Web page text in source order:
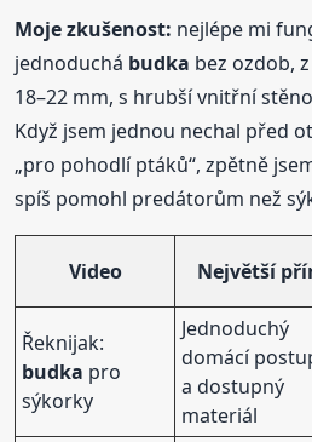
Moje zkušenost: nejlépe mi
jednoduchá budka bez ozdob,
18–22 mm, s hrubší vnitřní
Když jsem jednou nechal před
„pro pohodlí ptáků“, zpětně
spíš pomohl predátorům než
Video Největší
Řeknijak:
budka pro
sýkorky
Jednoduchý
domácí
a dostupný
materiál